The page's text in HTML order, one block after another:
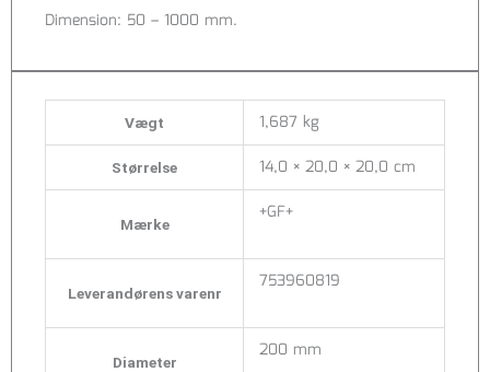
Dimension: 50 – 1000 mm.
Vægt 1,687 kg
Størrelse 14,0 × 20,0 × 20,0 cm
Mærke +GF+
Leverandørens varenr 753960819
Diameter 200 mm